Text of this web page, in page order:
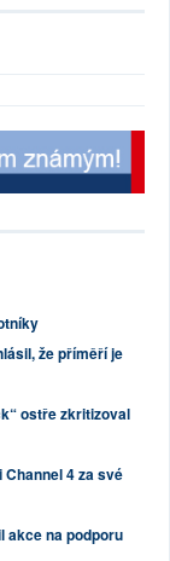
že příměří je
ostře zkritizoval
4 za své
akce na podporu